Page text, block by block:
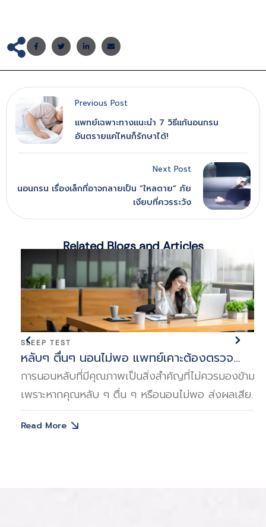
Previous Post
แพทย์เฉพาะทางแนะนำ 7 วิธีแก้นอนกรน
อันตรายแค่ไหนก็รักษาได้!
Next Post
นอนกรน เรื่องเล็กที่อาจกลายเป็น “ใหลตาย” ภัย
เงียบที่ควรระวัง
Related Blogs and Articles
SLEEP TEST
หลับๆ ตื่นๆ นอนไม่พอ แพทย์เคาะต้องตรวจ
Sleep Test
การนอนหลับที่มีคุณภาพเป็นสิ่งสำคัญที่ไม่ควรมองข้าม
เพราะหากคุณหลับ ๆ ตื่น ๆ หรือนอนไม่พอ ส่งผลเสีย
ต่อสุขภาพทั้งทางร่างกายและจิตใจ
Read More